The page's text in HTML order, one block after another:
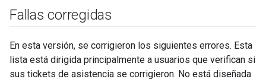
Fallas corregidas
En esta versión, se corrigieron los siguientes errores. Esta
lista está dirigida principalmente a usuarios que verifican si
sus tickets de asistencia se corrigieron. No está diseñada